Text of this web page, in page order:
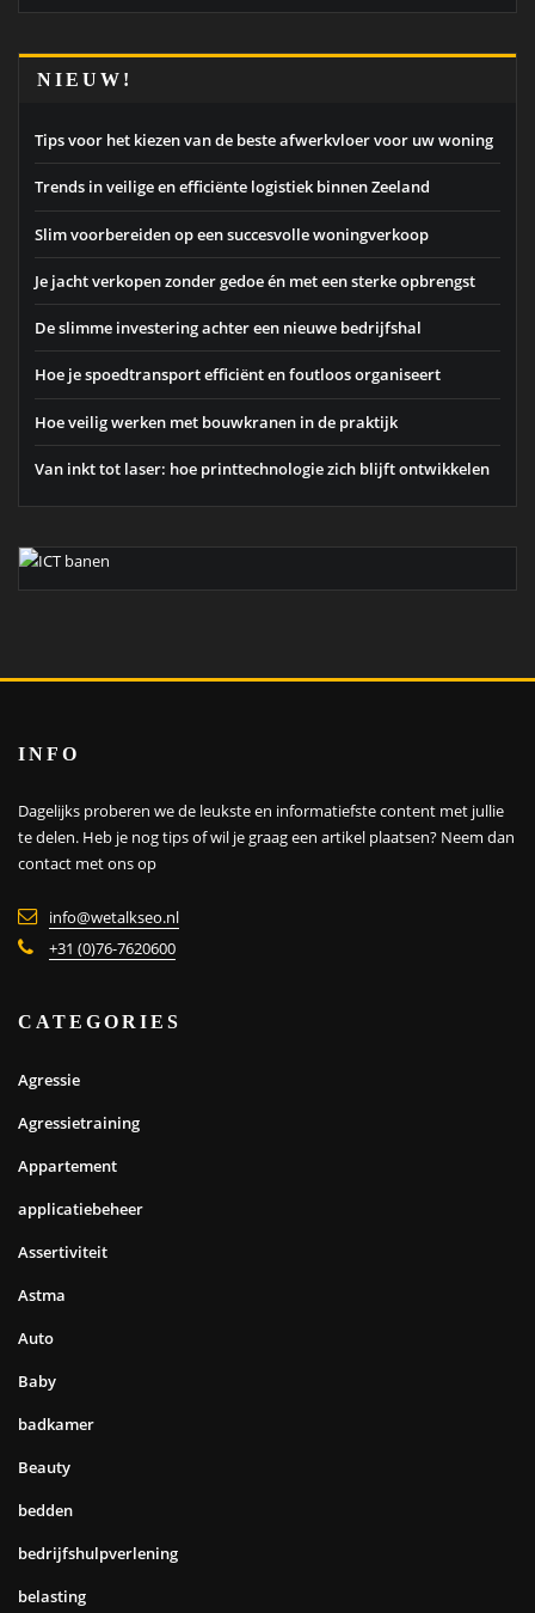
NIEUW!
Tips voor het kiezen van de beste afwerkvloer voor uw woning
Trends in veilige en efficiënte logistiek binnen Zeeland
Slim voorbereiden op een succesvolle woningverkoop
Je jacht verkopen zonder gedoe én met een sterke opbrengst
De slimme investering achter een nieuwe bedrijfshal
Hoe je spoedtransport efficiënt en foutloos organiseert
Hoe veilig werken met bouwkranen in de praktijk
Van inkt tot laser: hoe printtechnologie zich blijft ontwikkelen
INFO
Dagelijks proberen we de leukste en informatiefste content met jullie
te delen. Heb je nog tips of wil je graag een artikel plaatsen? Neem dan
contact met ons op
info@wetalkseo.nl
+31 (0)76-7620600
CATEGORIES
Agressie
Agressietraining
Appartement
applicatiebeheer
Assertiviteit
Astma
Auto
Baby
badkamer
Beauty
bedden
bedrijfshulpverlening
belasting